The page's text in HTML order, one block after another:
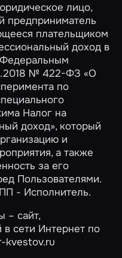
лицо,
предприниматель
плательщиком
доход в
Федеральным
№ 422-ФЗ «О
по
Налог на
доход», который
и
а также
за его
Пользователями.
- Исполнитель.
– сайт,
сети Интернет по
kvestov.ru